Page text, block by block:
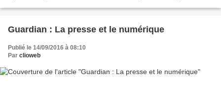
http://www.theguardian.com/commentisfree/2017/jan/08/blaming-fake-news-
Guardian : La presse et le numérique
Publié le 14/09/2016 à 08:10
Par clioweb